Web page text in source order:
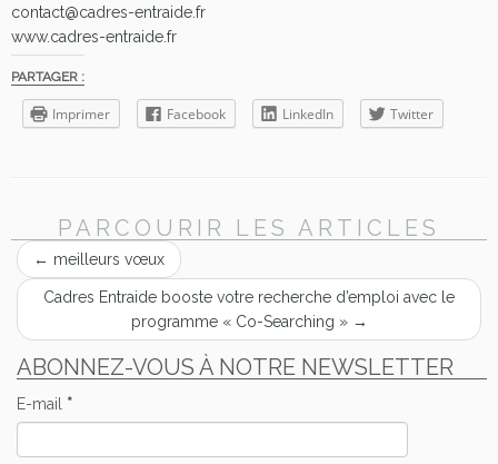
contact@cadres-entraide.fr
www.cadres-entraide.fr
PARTAGER :
Imprimer Facebook LinkedIn Twitter
PARCOURIR LES ARTICLES
← meilleurs vœux
Cadres Entraide booste votre recherche d’emploi avec le
programme « Co-Searching » →
ABONNEZ-VOUS À NOTRE NEWSLETTER
E-mail *